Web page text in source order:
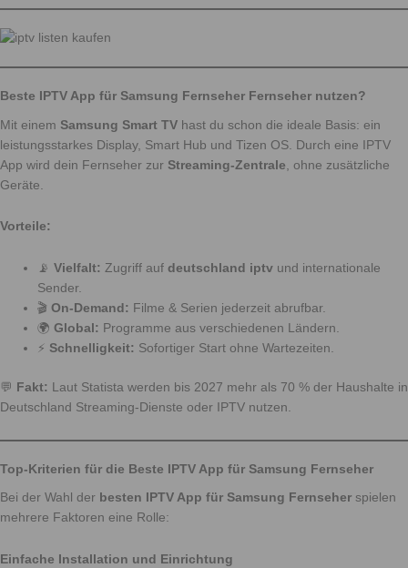
Beste IPTV App für Samsung Fernseher Fernseher nutzen?
Mit einem Samsung Smart TV hast du schon die ideale Basis: ein
leistungsstarkes Display, Smart Hub und Tizen OS. Durch eine IPTV
App wird dein Fernseher zur Streaming-Zentrale , ohne zusätzliche
Geräte.
Vorteile:
📡Vielfalt: Zugriff aufdeutschland iptv und internationale
Sender.
🎬On-Demand: Filme & Serien jederzeit abrufbar.
🌍Global: Programme aus verschiedenen Ländern.
⚡ Schnelligkeit: Sofortiger Start ohne Wartezeiten.
💬 Fakt:
Laut Statista werden bis 2027 mehr als 70 % der Haushalte in
Deutschland Streaming-Dienste oder IPTV nutzen.
Top-Kriterien für die Beste IPTV App für Samsung Fernseher
Bei der Wahl der besten IPTV App für Samsung Fernseher spielen
mehrere Faktoren eine Rolle:
Einfache Installation und Einrichtung